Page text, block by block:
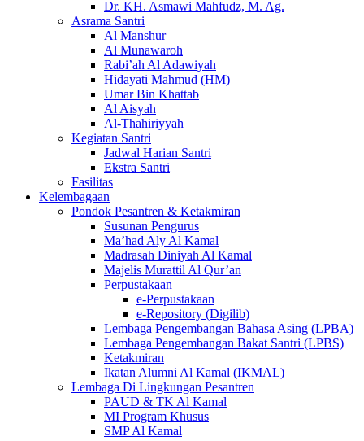
Dr. KH. Asmawi Mahfudz, M. Ag.
Asrama Santri
Al Manshur
Al Munawaroh
Rabi’ah Al Adawiyah
Hidayati Mahmud (HM)
Umar Bin Khattab
Al Aisyah
Al-Thahiriyyah
Kegiatan Santri
Jadwal Harian Santri
Ekstra Santri
Fasilitas
Kelembagaan
Pondok Pesantren & Ketakmiran
Susunan Pengurus
Ma’had Aly Al Kamal
Madrasah Diniyah Al Kamal
Majelis Murattil Al Qur’an
Perpustakaan
e-Perpustakaan
e-Repository (Digilib)
Lembaga Pengembangan Bahasa Asing (LPBA)
Lembaga Pengembangan Bakat Santri (LPBS)
Ketakmiran
Ikatan Alumni Al Kamal (IKMAL)
Lembaga Di Lingkungan Pesantren
PAUD & TK Al Kamal
MI Program Khusus
SMP Al Kamal